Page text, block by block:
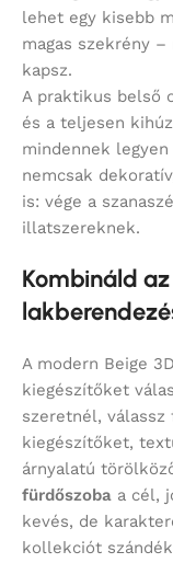
lehet egy kisebb
magas szekrény –
kapsz.
A praktikus belső
és a teljesen
mindennek
nemcsak
is: vége a
illatszereknek.
Kombináld
A modern Beige
kiegészítőket
szeretnél,
kiegészítőket,
árnyalatú
fürdőszoba a cél,
kevés, de
kollekciót